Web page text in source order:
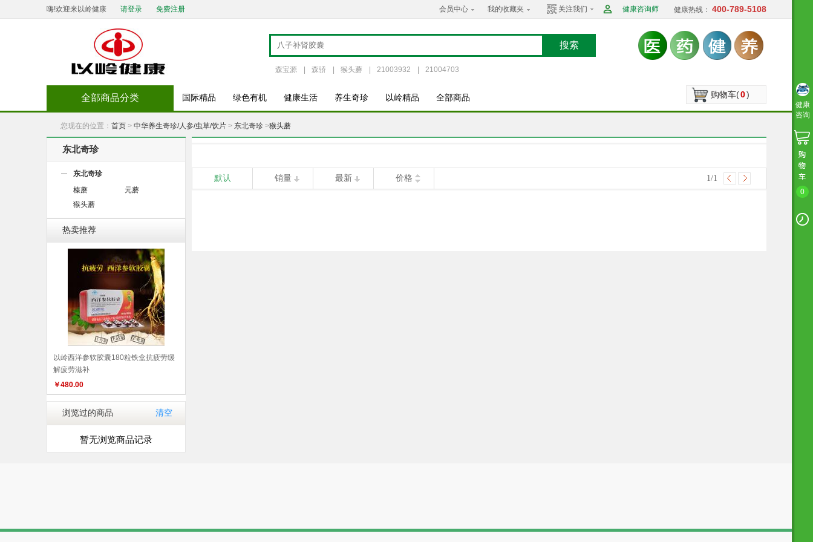
嗨!欢迎来以岭健康 请登录 免费注册 会员中心 我的收藏夹 关注我们 健康咨询师 健康热线： 400-789-5108
搜索
森宝源 森骄 猴头蘑 21003932 21004703
购物车(0)
全部商品分类 国际精品 绿色有机 健康生活 养生奇珍 以岭精品 全部商品
您现在的位置： 首页 > 中华养生奇珍/人参/虫草/饮片 > 东北奇珍 >猴头蘑
东北奇珍
东北奇珍
榛蘑
元蘑
猴头蘑
热卖推荐
以岭西洋参软胶囊180粒铁盒抗疲劳缓
解疲劳滋补
￥480.00
浏览过的商品 清空
暂无浏览商品记录
默认 销量 最新 价格 1/1
健康
咨询
0